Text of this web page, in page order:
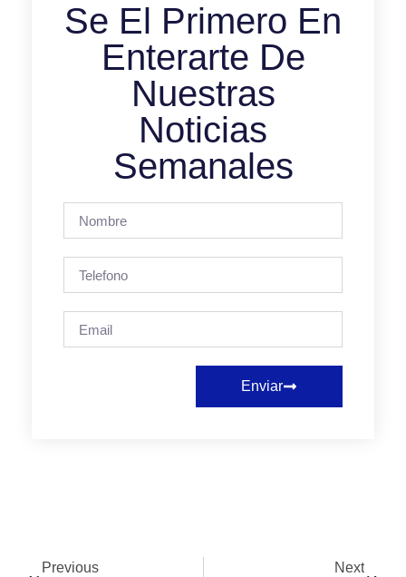
Se El Primero En
Enterarte De
Nuestras
Noticias
Semanales
Enviar
Previous Next